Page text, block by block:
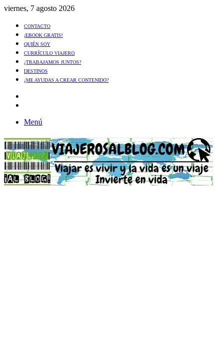
viernes, 7 agosto 2026
CONTACTO
¡EBOOK GRATIS!
QUIÉN SOY
CURRÍCULO VIAJERO
¿TRABAJAMOS JUNTOS?
DESTINOS
¿ME AYUDAS A CREAR CONTENIDO?
Menú